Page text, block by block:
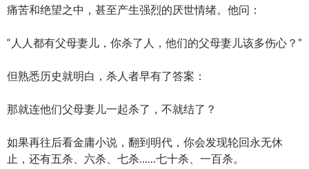
痛苦和绝望之中，甚至产生强烈的厌世情绪。他问：
“人人都有父母妻儿，你杀了人，他们的父母妻儿该多伤心？”
但熟悉历史就明白，杀人者早有了答案：
那就连他们父母妻儿一起杀了，不就结了？
如果再往后看金庸小说，翻到明代，你会发现轮回永无休
止，还有五杀、六杀、七杀……七十杀、一百杀。